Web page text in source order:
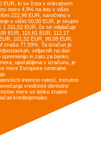
EUR, ki se črpa v enkratnem
mero 4,9% na leto v višini
222,98 EUR, naročnino v
v višini 50,00 EUR, je skupni
EUR, če se odplačuje
EUR, 115,61 EUR, 112,17
101,52 EUR, 98,08 EUR,
znaša 77,59%. Ta izračun je
veljavnih na dan
in zato za banko
uporabljena v izračunu, je
mere Evropske centralne
ecb-interest-rates), trenutno
vrednosti obrestne
mere se lahko znatno
kreditojemalec.